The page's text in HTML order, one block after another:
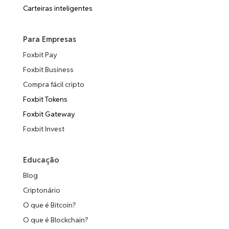
Carteiras inteligentes
Para Empresas
Foxbit Pay
Foxbit Business
Compra fácil cripto
Foxbit Tokens
Foxbit Gateway
Foxbit Invest
Educação
Blog
Criptonário
O que é Bitcoin?
O que é Blockchain?